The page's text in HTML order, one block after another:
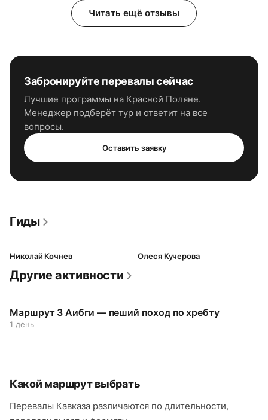
Читать ещё отзывы
Забронируйте перевалысейчас
Лучшие программы на Красной Поляне.
Менеджер подберёт тур и ответит на все
вопросы.
Оставить заявку
Гиды
Николай Кочнев Олеся Кучерова
Другие активности
Маршрут 3 Аибги — пеший поход по хребту
1 день
Какой маршрут выбрать
Перевалы Кавказа различаются по длительности,